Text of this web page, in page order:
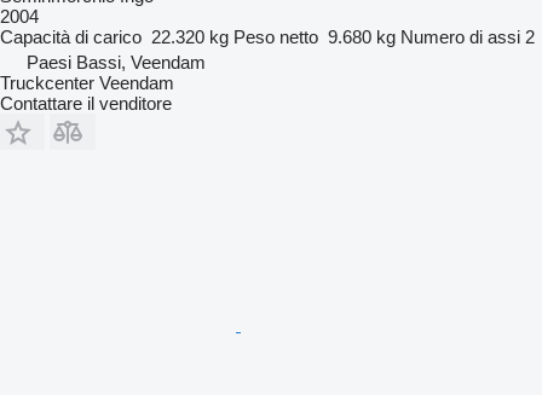
2004
Capacità di carico 22.320 kg Peso netto 9.680 kg Numero di assi 2
Paesi Bassi, Veendam
Truckcenter Veendam
Contattare il venditore